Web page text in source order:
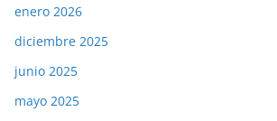
enero 2026
diciembre 2025
junio 2025
mayo 2025